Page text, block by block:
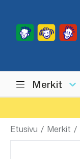
Merkit
Etusivu / Merkit /